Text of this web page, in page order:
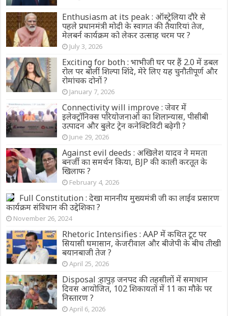
Enthusiasm at its peak : ऑस्ट्रेलिया दौरे से
पहले प्रधानमंत्री मोदी के स्वागत की तैयारियां तेज,
मेलबर्न कार्यक्रम को लेकर उत्साह चरम पर ?
July 3, 2026
Exciting for both : भाभीजी घर पर हैं 2.0 में डबल
रोल पर बोलीं शिल्पा शिंदे, मेरे लिए यह चुनौतीपूर्ण और
रोमांचक दोनों ?
January 7, 2026
Connectivity will improve : जेवर में
इलेक्ट्रॉनिक्स परियोजनाओं का शिलान्यास, पीसीबी
उत्पादन और बुलेट ट्रेन कनेक्टिविटी बढ़ेगी ?
June 29, 2026
Against evil deeds : अखिलेश यादव ने ममता
बनर्जी का समर्थन किया, BJP की काली करतूत के
खिलाफ ?
February 4, 2026
Full Constitution : देखा माननीय मुख्यमंत्री जी का लाईव प्रसारण
कार्यक्रम संविधान की उद्देशिका ?
November 26, 2024
Rhetoric Intensifies : AAP में कथित टूट पर
सियासी घमासान, केजरीवाल और बीजेपी के बीच तीखी
बयानबाजी तेज ?
April 25, 2026
Disposal :हापुड़ जनपद की तहसीलों में समाधान
दिवस आयोजित, 102 शिकायतों में 11 का मौके पर
निस्तारण ?
April 6, 2026